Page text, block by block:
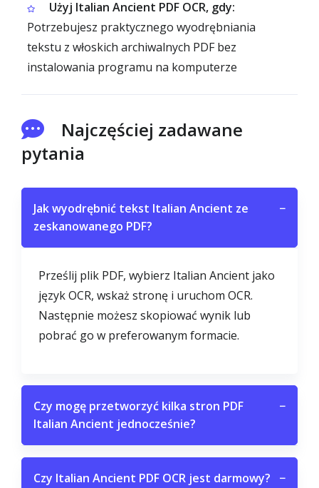
Użyj Italian Ancient PDF OCR, gdy:
Potrzebujesz praktycznego wyodrębniania
tekstu z włoskich archiwalnych PDF bez
instalowania programu na komputerze
Najczęściej zadawane
pytania
Jak wyodrębnić tekst Italian Ancient ze
zeskanowanego PDF?
−
Prześlij plik PDF, wybierz Italian Ancient jako
język OCR, wskaż stronę i uruchom OCR.
Następnie możesz skopiować wynik lub
pobrać go w preferowanym formacie.
Czy mogę przetworzyć kilka stron PDF
Italian Ancient jednocześnie?
−
Czy Italian Ancient PDF OCR jest darmowy? −